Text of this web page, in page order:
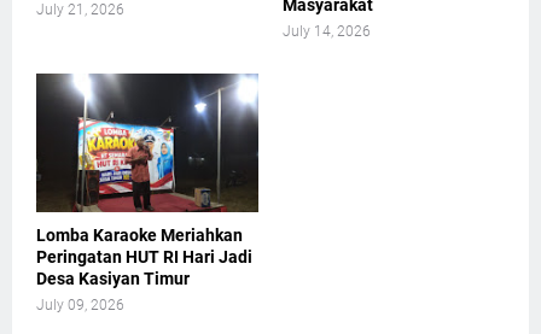
July 21, 2026
Masyarakat
July 14, 2026
Lomba Karaoke Meriahkan
Peringatan HUT RI Hari Jadi
Desa Kasiyan Timur
July 09, 2026